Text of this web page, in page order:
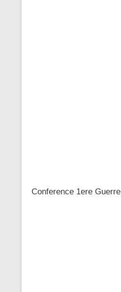
Conference 1ere Guerre